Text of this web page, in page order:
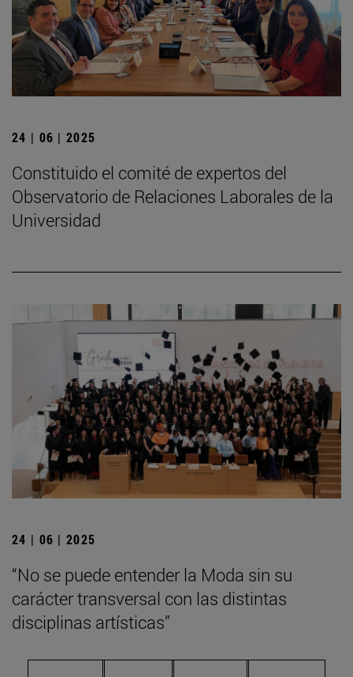
24 | 06 | 2025
Constituido el comité de expertos del
Observatorio de Relaciones Laborales de la
Universidad
24 | 06 | 2025
“No se puede entender la Moda sin su
carácter transversal con las distintas
disciplinas artísticas”